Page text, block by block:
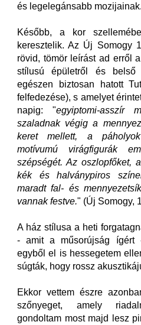
és legelegánsabb mozijainak.
Később, a kor
keresztelik. Az Új Somogy
rövid, tömör leírást ad erről
stílusú épületről és belső
egészen biztosan hatott
felfedezése), s amelyet
napig: "egyiptomi-asszír
szaladnak végig a
keret mellett, a
motívumú virágfigurák
szépségét. Az oszlopfőket,
kék és halványpiros
maradt fal- és
vannak festve." (Új Somogy,
A ház stílusa a heti
- amit a műsorújság ígért
egyből el is hessegetem
súgták, hogy rossz
Ekkor vettem észre
szőnyeget, amely
gondoltam most majd lesz